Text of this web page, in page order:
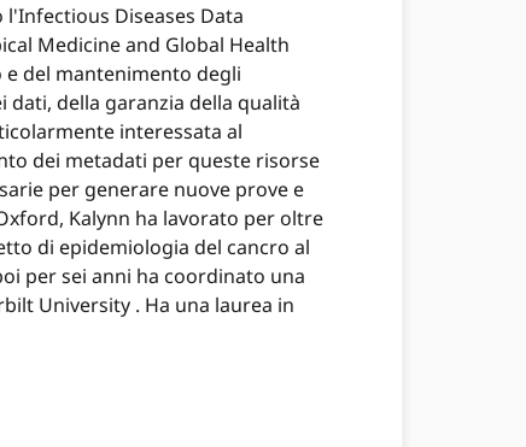
Diseases Data
Medicine and Global Health
del mantenimento degli
della garanzia della qualità
interessata al
dei metadati per queste risorse
per generare nuove prove e
Kalynn ha lavorato per oltre
di epidemiologia del cancro al
per sei anni ha coordinato una
University . Ha una laurea in